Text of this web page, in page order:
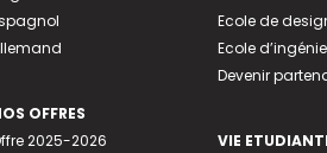
OFFRES
2025-2026
Ecole de
Ecole
Devenir
VIE